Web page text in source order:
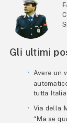
Gli ultimi
Avere un
tutta Italia
Via della
“Ma se